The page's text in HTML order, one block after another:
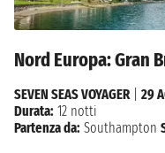
Nord Europa: Gran
SEVEN SEAS VOYAGER
29
Durata: 12 notti
Partenza da: Southampton